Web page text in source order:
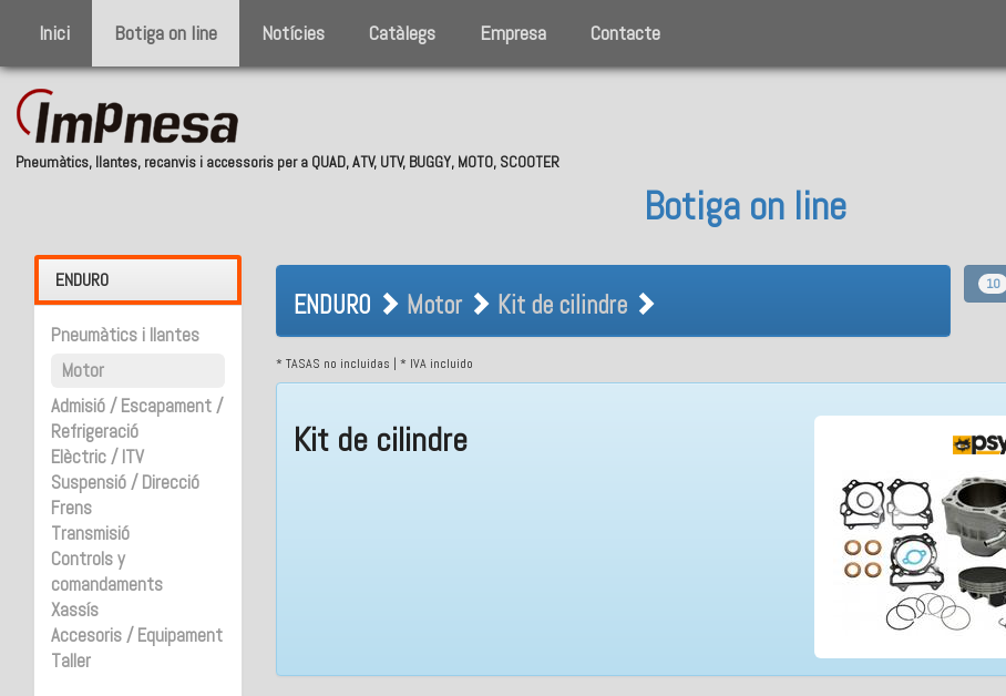
Inici Botiga on line Notícies Catàlegs Empresa Contacte
Pneumàtics, llantes, recanvis i accessoris per a QUAD, ATV, UTV, BUGGY, MOTO, SCOOTER
Botiga on line
ENDURO
Pneumàtics i llantes
Motor
Admisió / Escapament /
Refrigeració
Elèctric / ITV
Suspensió / Direcció
Frens
Transmisió
Controls y
comandaments
Xassís
Accesoris / Equipament
Taller
ENDURO Motor Kit de cilindre
ENDURO Motor Kit de cilindre
10
* TASAS no incluidas | * IVA incluido
Kit de cilindre